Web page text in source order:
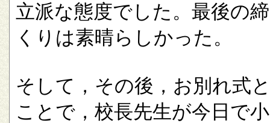
立派な態度でした。最後の
くりは素晴らしかった。
そして，その後，お別れ式
ことで，校長先生が今日で